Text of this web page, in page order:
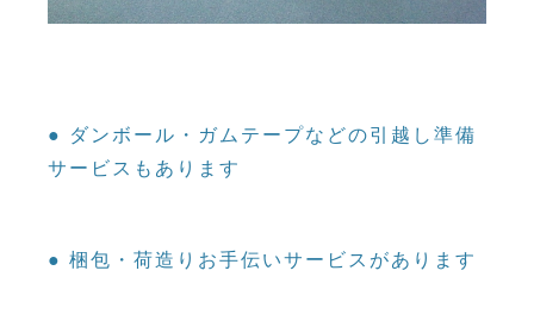
● ダンボール・ガムテープなどの引越し準備
サービスもあります
● 梱包・荷造りお手伝いサービスがあります